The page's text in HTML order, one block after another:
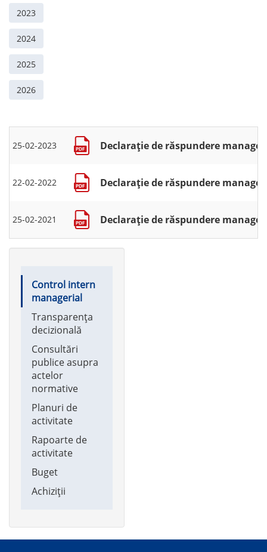
2023
2024
2025
2026
25-02-2023 Declarație de răspundere
22-02-2022 Declarație de răspundere
25-02-2021 Declarație de răspundere
Main
navigation
Control intern
managerial
Transparența
decizională
Consultări
publice asupra
actelor
normative
Planuri de
activitate
Rapoarte de
activitate
Buget
Achiziții